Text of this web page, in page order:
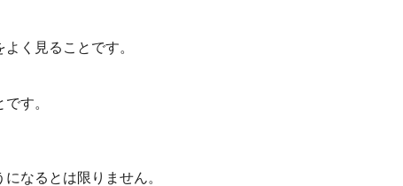
く見ることです。
す。
なるとは限りません。